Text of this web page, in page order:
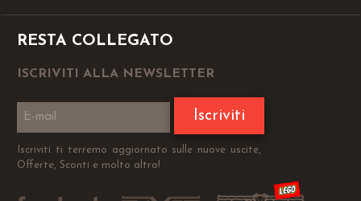
RESTA COLLEGATO
ISCRIVITI ALLA NEWSLETTER
Iscriviti
Iscriviti ti terremo aggiornato sulle nuove uscite,
Offerte, Sconti e molto altro!